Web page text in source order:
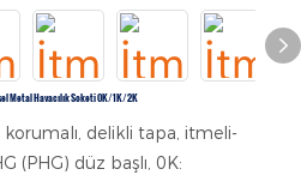
Metal Havacılık Soketi 0K/1K/2K
delikli tapa, itmeli-
(PHG) düz başlı, 0K: